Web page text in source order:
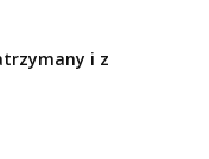
i z